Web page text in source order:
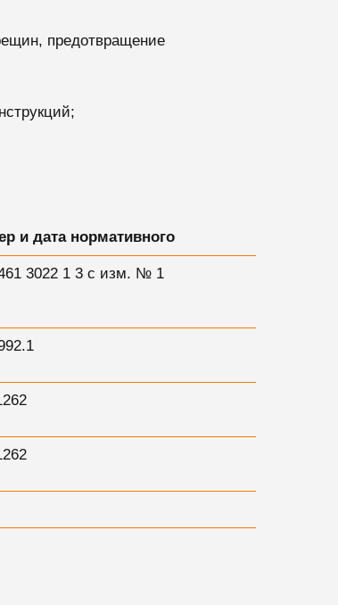
предотвращение
и дата нормативного
3022 1 3 с изм. № 1